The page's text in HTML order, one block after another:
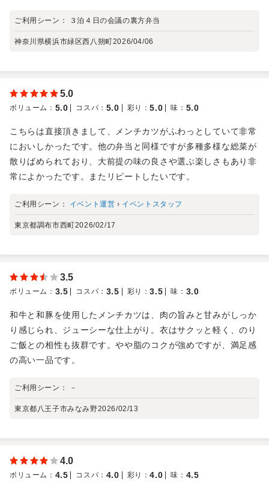
ご利用シーン： ３泊４日の会議の裏方弁当
神奈川県横浜市緑区西八朔町2026/04/06
5.0
ボリューム ： 5.0 コスパ ： 5.0 彩り ：5.0 味 ： 5.0
こちらは直接頂きまして、メンチカツがふわっとしていて非常
においしかったです。他の弁当と同様ですが多種多様な総菜が
散りばめられており、大前提の味の良さや選ぶ楽しさもあり非
常によかったです。またリピートしたいです。
ご利用シーン： イベント運営 › イベントスタッフ
東京都調布市西町2026/02/17
3.5
ボリューム ： 3.5 コスパ ： 3.5 彩り ：3.5 味 ： 3.0
和牛と和豚を使用したメンチカツは、肉の旨みと甘みがしっか
り感じられ、ジューシーな仕上がり。衣はサクッと軽く、のり
ご飯との相性も抜群です。やや脂のコクが強めですが、満足感
の高い一品です。
ご利用シーン： －
東京都八王子市みなみ野2026/02/13
4.0
ボリューム ： 4.5 コスパ ： 4.0 彩り ：4.0 味 ： 4.5